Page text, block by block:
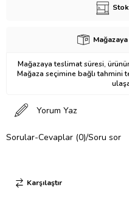
Mağazaya teslimat süresi,
Mağaza seçimine bağlı tahmini
Yorum Yaz
Sorular-Cevaplar (0)/Soru sor
Karşılaştır